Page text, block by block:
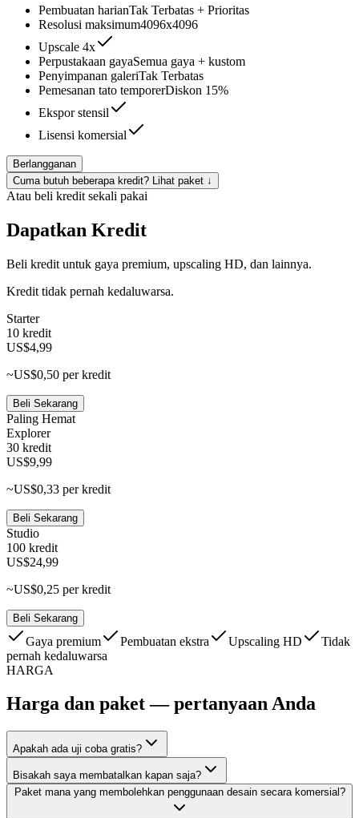
Pembuatan harianTak Terbatas + Prioritas
Resolusi maksimum4096x4096
Upscale 4x
Perpustakaan gayaSemua gaya + kustom
Penyimpanan galeriTak Terbatas
Pemesanan tato temporerDiskon 15%
Ekspor stensil
Lisensi komersial
Berlangganan
Cuma butuh beberapa kredit? Lihat paket ↓
Atau beli kredit sekali pakai
Dapatkan Kredit
Beli kredit untuk gaya premium, upscaling HD, dan lainnya.
Kredit tidak pernah kedaluwarsa.
Starter
10 kredit
US$4,99
~US$0,50 per kredit
Beli Sekarang
Paling Hemat
Explorer
30 kredit
US$9,99
~US$0,33 per kredit
Beli Sekarang
Studio
100 kredit
US$24,99
~US$0,25 per kredit
Beli Sekarang
Gaya premium Pembuatan ekstra Upscaling HD
Tidak
pernah kedaluwarsa
HARGA
Harga dan paket — pertanyaan Anda
Apakah ada uji coba gratis?
Bisakah saya membatalkan kapan saja?
Paket mana yang membolehkan penggunaan desain secara komersial?